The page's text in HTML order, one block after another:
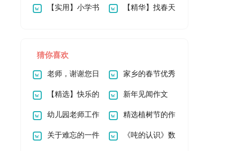
字三篇 字锦集7篇
【实用】小学书 【精华】找春天
猜你喜欢
老师，谢谢您日
记
家乡的春节优秀
作文
【精选】快乐的
新年作文600字集锦
10篇
新年见闻作文
700字集锦7篇
幼儿园老师工作
心得体会
精选植树节的作
文500字集锦9篇
关于难忘的一件 《吨的认识》数